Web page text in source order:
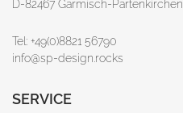
D-82467 Garmisch-Partenkirchen
Tel: +49(0)8821 56790
info@sp-design.rocks
SERVICE